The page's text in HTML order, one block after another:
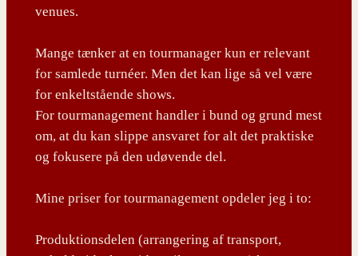
venues.
Mange tænker at en tourmanager kun er relevant
for samlede turnéer. Men det kan lige så vel være
for enkeltstående shows.
For tourmanagement handler i bund og grund mest
om, at du kan slippe ansvaret for alt det praktiske
og fokusere på den udøvende del.
Mine priser for tourmanagement opdeler jeg i to:
Produktionsdelen (arrangering af transport,